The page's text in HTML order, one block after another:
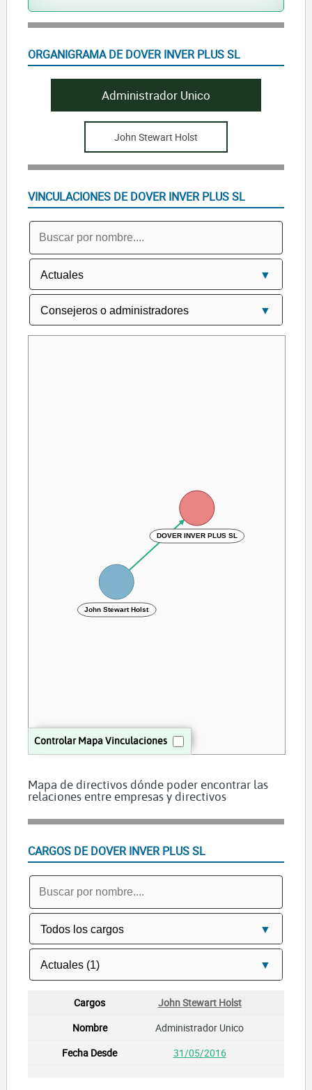
ORGANIGRAMA DE DOVER INVER PLUS SL
Administrador Unico
John Stewart Holst
VINCULACIONES DE DOVER INVER PLUS SL
Controlar Mapa Vinculaciones
DOVER INVER PLUS SL
John Stewart Holst
Mapa de directivos dónde poder encontrar las
relaciones entre empresas y directivos
CARGOS DE DOVER INVER PLUS SL
John Stewart Holst
Administrador Unico
31/05/2016